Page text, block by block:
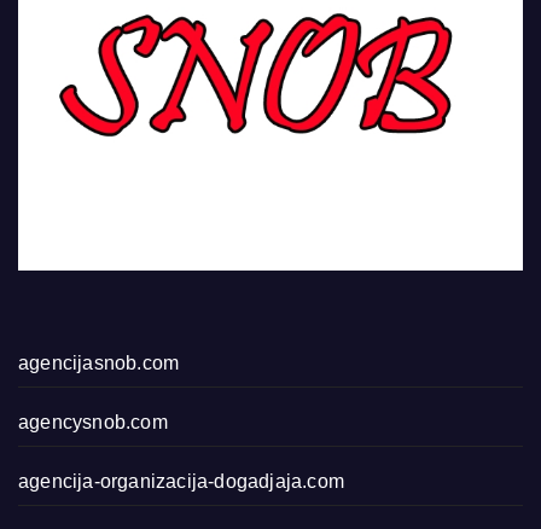
agencijasnob.com
agencysnob.com
agencija-organizacija-dogadjaja.com